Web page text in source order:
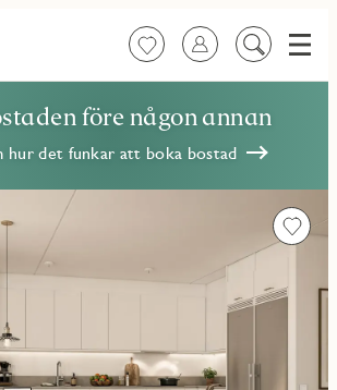
FavoriterLogga in
Sök
Meny
före någon annan
hur det funkar att boka bostad